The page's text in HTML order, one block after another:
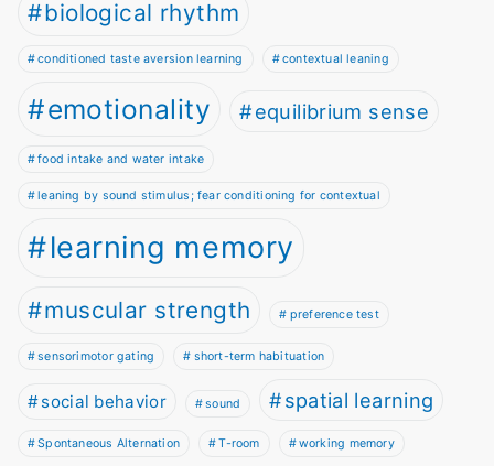
biological rhythm
conditioned taste aversion learning contextual leaning
emotionality equilibrium sense
food intake and water intake
leaning by sound stimulus; fear conditioning for contextual
learning memory
muscular strength preference test
sensorimotor gating short-term habituation
social behavior sound spatial learning
Spontaneous Alternation T-room working memory